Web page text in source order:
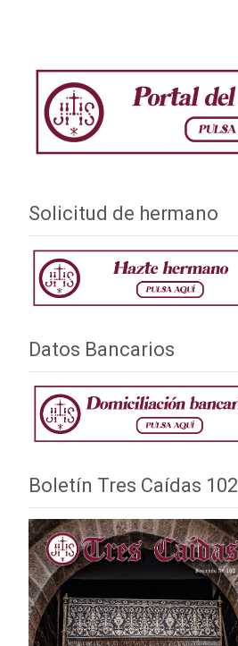
Solicitud de hermano
Datos Bancarios
Boletín Tres Caídas 102